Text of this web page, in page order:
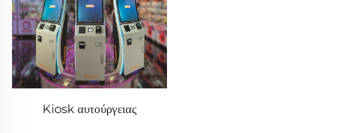
Kiosk αυτούργειας